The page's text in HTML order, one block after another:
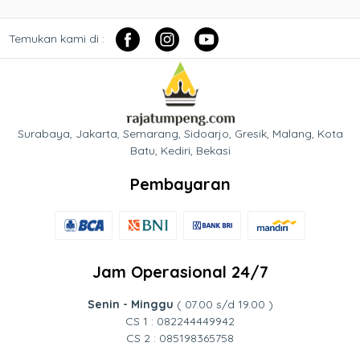
Temukan kami di :
Surabaya, Jakarta, Semarang, Sidoarjo, Gresik, Malang, Kota
Batu, Kediri, Bekasi
Pembayaran
Jam Operasional 24/7
Senin - Minggu ( 07.00 s/d 19.00 )
CS 1 : 082244449942
CS 2 : 085198365758